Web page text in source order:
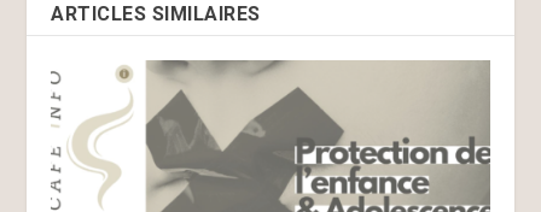
ARTICLES SIMILAIRES